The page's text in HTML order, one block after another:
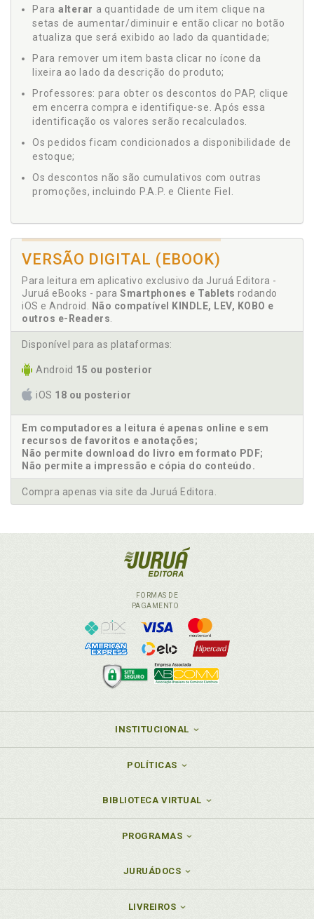
Para alterar a quantidade de um item clique na
setas de aumentar/diminuir e então clicar no botão
atualiza que será exibido ao lado da quantidade;
Para remover um item basta clicar no ícone da
lixeira ao lado da descrição do produto;
Professores: para obter os descontos do PAP, clique
em encerra compra e identifique-se. Após essa
identificação os valores serão recalculados.
Os pedidos ficam condicionados a disponibilidade de
estoque;
Os descontos não são cumulativos com outras
promoções, incluindo P.A.P. e Cliente Fiel.
VERSÃO DIGITAL (EBOOK)
Para leitura em aplicativo exclusivo da Juruá Editora -
Juruá eBooks - para Smartphones e Tablets rodando
iOS e Android.
Não compatível KINDLE, LEV, KOBO e
outros e-Readers
Disponível para as plataformas:
Android 15 ou posterior
iOS 18 ou posterior
Em computadores a leitura é apenas online e sem
recursos de favoritos e anotações;
Não permite download do livro em formato PDF;
Não permite a impressão e cópia do conteúdo.
Compra apenas via site da Juruá Editora.
FORMAS DE
PAGAMENTO
INSTITUCIONAL
POLÍTICAS
BIBLIOTECA VIRTUAL
PROGRAMAS
JURUÁDOCS
LIVREIROS